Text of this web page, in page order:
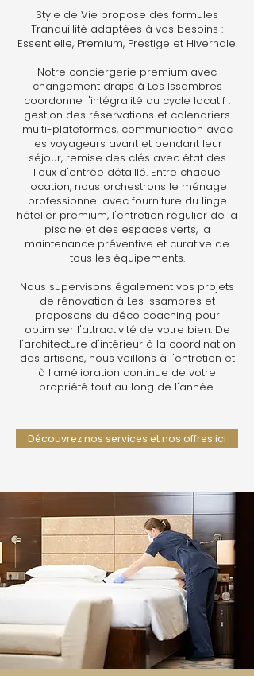
Style de Vie propose des formules
Tranquillité adaptées à vos besoins :
Essentielle, Premium, Prestige et Hivernale.
Notre conciergerie premium avec
changement draps à Les Issambres
coordonne l'intégralité du cycle locatif :
gestion des réservations et calendriers
multi-plateformes, communication avec
les voyageurs avant et pendant leur
séjour, remise des clés avec état des
lieux d'entrée détaillé. Entre chaque
location, nous orchestrons le ménage
professionnel avec fourniture du linge
hôtelier premium, l'entretien régulier de la
piscine et des espaces verts, la
maintenance préventive et curative de
tous les équipements.
Nous supervisons également vos projets
de rénovation à Les Issambres et
proposons du déco coaching pour
optimiser l'attractivité de votre bien. De
l'architecture d'intérieur à la coordination
des artisans, nous veillons à l'entretien et
à l'amélioration continue de votre
propriété tout au long de l'année.
Découvrez nos services et nos offres ici